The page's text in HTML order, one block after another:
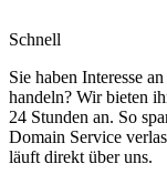
Schnell
Sie haben Interesse
handeln? Wir bieten
24 Stunden an. So
Domain Service
läuft direkt über uns.